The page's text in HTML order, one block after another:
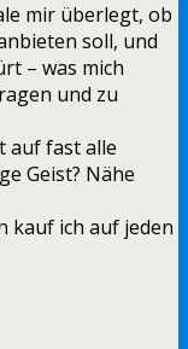
mir überlegt, ob
soll, und
– was mich
und zu
auf fast alle
Geist? Nähe
kauf ich auf jeden